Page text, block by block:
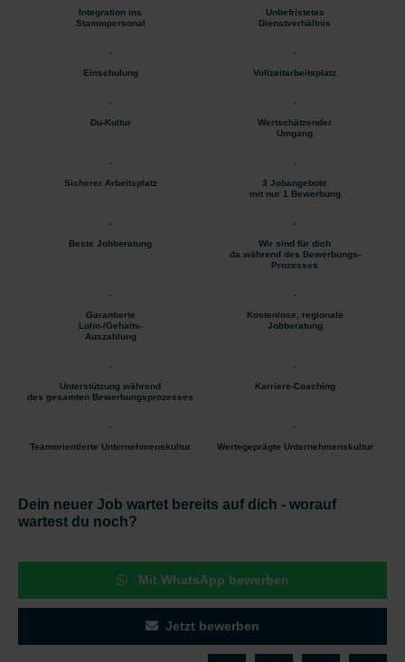
Integration ins
Stammpersonal
Unbefristetes
Dienstverhältnis
Einschulung Vollzeitarbeitsplatz
Du-Kultur
Wertschätzender
Umgang
Sicherer Arbeitsplatz
3 Jobangebote
mit nur 1 Bewerbung
Beste Jobberatung
Wir sind für dich
da während des Bewerbungs-
Prozesses
Garantierte
Lohn-/Gehalts-
Auszahlung
Kostenlose, regionale
Jobberatung
Unterstützung während
des gesamten Bewerbungsprozesses
Karriere-Coaching
Teamorientierte Unternehmenskultur Wertegeprägte Unternehmenskultur
Dein neuer Job wartet bereits auf dich - worauf
wartest du noch?
Mit WhatsApp bewerben
Jetzt bewerben